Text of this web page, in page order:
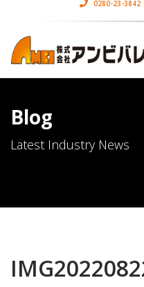
0280-23-3842
Blog
Latest Industry News